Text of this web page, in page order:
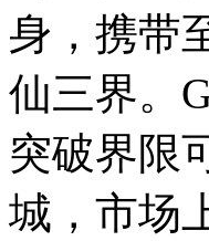
身，携带
仙三界。
突破界限
城，市场